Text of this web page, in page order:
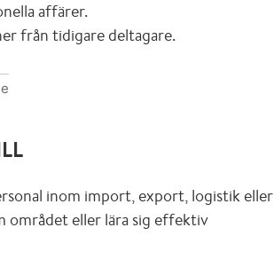
affärer.
från tidigare deltagare.
inom import, export, logistik eller
området eller lära sig effektiv